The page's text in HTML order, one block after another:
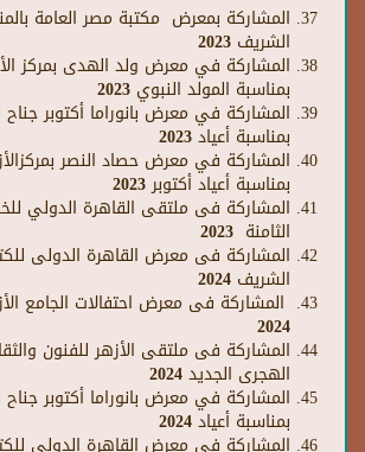
المشاركة بمعرض مكتبة مصر العامة
الشريف 2023
المشاركة في معرض ولد الهدى بمركز
بمناسبة المولد النبوي 2023
المشاركة في معرض بانوراما أكتوبر جناح
بمناسبة أعياد 2023
المشاركة في معرض حصاد النصر
بمناسبة أعياد أكتوبر 2023
المشاركة فى ملتقى القاهرة الدولي
الثامنة 2023
المشاركة فى معرض القاهرة الدولى
الشريف 2024
المشاركة فى معرض احتفالات الجامع
2024
المشاركة فى ملتقى الأزهر للفنون
الهجرى الجديد 2024
المشاركة في معرض بانوراما أكتوبر جناح
بمناسبة أعياد 2024
المشاركة فى معرض القاهرة الدولى